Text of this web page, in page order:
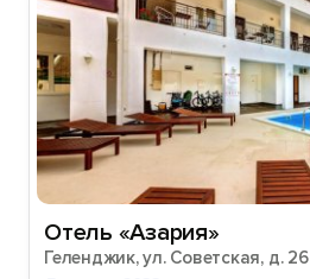
Отель «Азария»
Геленджик, ул. Советская, д. 26